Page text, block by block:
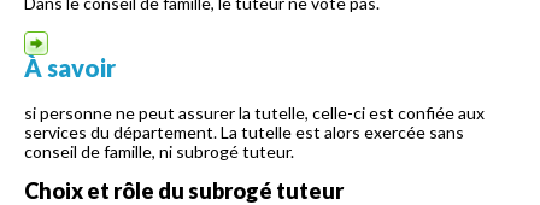
À savoir
si personne ne peut assurer la tutelle, celle-ci est confiée aux
services du département. La tutelle est alors exercée sans
conseil de famille, ni subrogé tuteur.
Choix et rôle du subrogé tuteur